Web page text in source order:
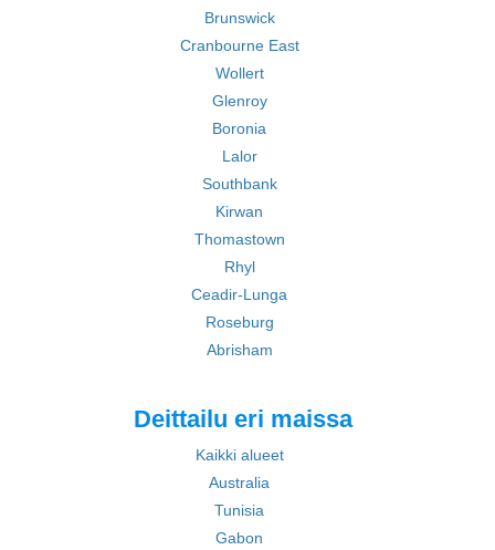
Brunswick
Cranbourne East
Wollert
Glenroy
Boronia
Lalor
Southbank
Kirwan
Thomastown
Rhyl
Ceadir-Lunga
Roseburg
Abrisham
Deittailu eri maissa
Kaikki alueet
Australia
Tunisia
Gabon